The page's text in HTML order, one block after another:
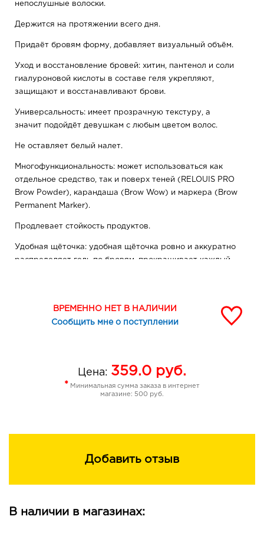
непослушные волоски.
Держится на протяжении всего дня.
Придаёт бровям форму, добавляет визуальный объём.
Уход и восстановление бровей: хитин, пантенол и соли
гиалуроновой кислоты в составе геля укрепляют,
защищают и восстанавливают брови.
Универсальность: имеет прозрачную текстуру, а
значит подойдёт девушкам с любым цветом волос.
Не оставляет белый налет.
Многофункциональность: может использоваться как
отдельное средство, так и поверх теней (RELOUIS PRO
Brow Powder), карандаша (Brow Wow) и маркера (Brow
Permanent Marker).
Продлевает стойкость продуктов.
Удобная щёточка: удобная щёточка ровно и аккуратно
распределяет гель по бровям, прокрашивает каждый
Acrylates/C10-30 Alkyl Acrylate Crosspolymer,
VP/Methacrylamide/Vinyl Imidazole Copolymer, Alcohol
Carboxymethyl Chitin, Pantolactone, Phenoxyethanol,
Methylparaben.
ВРЕМЕННО НЕТ В НАЛИЧИИ
Сообщить мне о поступлении
Цена: 359.0 руб.
* Минимальная сумма заказа в интернет
магазине: 500 руб.
Добавить отзыв
В наличии в магазинах: